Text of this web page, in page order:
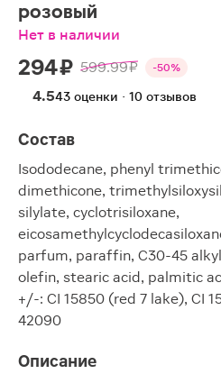
розовый
Нет в наличии
294 ₽ 599.99 ₽ -50%
4.543 оценки · 10 отзывов
Состав
Isododecane, phenyl
dimethicone,
silylate, cyclotrisiloxane,
parfum, paraffin, C30-45
olefin, stearic acid, palmitic
+/-: CI 15850 (red 7 lake), CI
42090
Описание